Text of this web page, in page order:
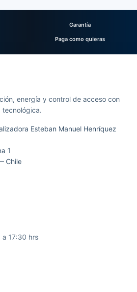
Garantía
Paga como quieras
energía y control de acceso con
tecnológica.
Esteban Manuel Henríquez
1
Chile
a 17:30 hrs